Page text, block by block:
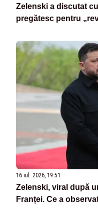
Zelenski a discutat
pregătesc pentru
16 iul. 2026, 19:51
Zelenski, viral după
Franței. Ce a